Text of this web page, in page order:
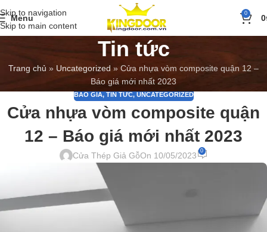
Skip to navigation
Skip to main content
Menu 0 0
Tin tức
Trang chủ » Uncategorized » Cửa nhựa vòm composite quận 12 –
Báo giá mới nhất 2023
BÁO GIÁ, TIN TỨC, UNCATEGORIZED
Cửa nhựa vòm composite quận
12 – Báo giá mới nhất 2023
Cửa Thép Giả GỗOn 10/05/2023 0